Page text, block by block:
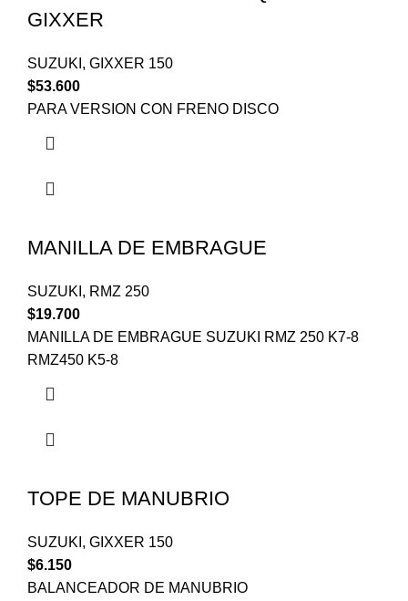
GIXXER
SUZUKI , GIXXER 150
$53.600
PARA VERSION CON FRENO DISCO
MANILLA DE EMBRAGUE
SUZUKI , RMZ 250
$19.700
MANILLA DE EMBRAGUE SUZUKI RMZ 250 K7-8
RMZ450 K5-8
TOPE DE MANUBRIO
SUZUKI , GIXXER 150
$6.150
BALANCEADOR DE MANUBRIO